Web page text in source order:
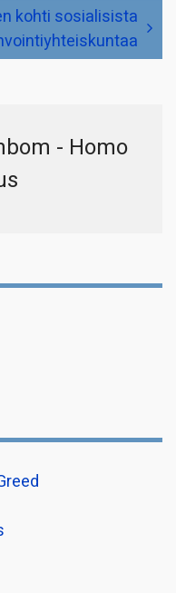
kohti sosialisista
- Homo